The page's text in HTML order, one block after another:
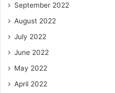
September 2022
August 2022
July 2022
June 2022
May 2022
April 2022